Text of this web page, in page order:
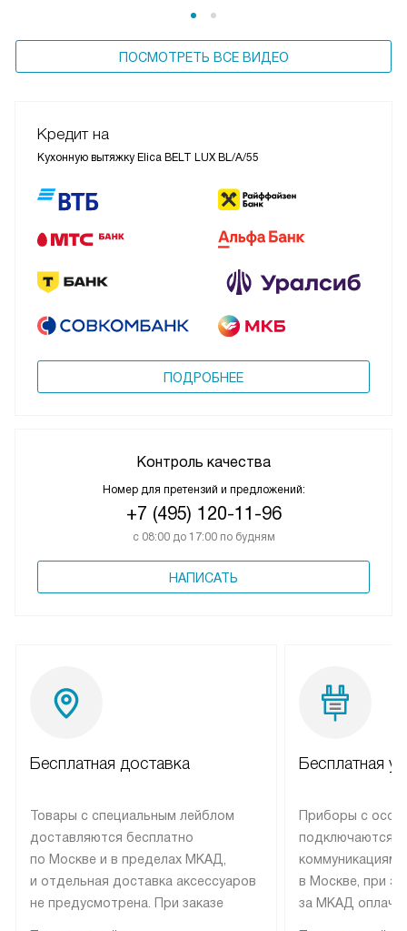
ПОСМОТРЕТЬ ВСЕ ВИДЕО
Кредит на
Кухонную вытяжку Elica BELT LUX BL/A/55
ПОДРОБНЕЕ
Контроль качества
Номер для претензий и предложений:
+7 (495) 120-11-96
с 08:00 до 17:00 по будням
НАПИСАТЬ
Бесплатная доставка
Товары с специальным лейблом
доставляются бесплатно
по Москве и в пределах МКАД,
и отдельная доставка аксессуаров
не предусмотрена. При заказе
Бесплатная
Приборы с
подключаются к
коммуникациям
в Москве, при
за МКАД